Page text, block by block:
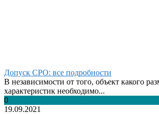
Допуск СРО: все подробности
В независимости от того, объект какого
характеристик необходимо...
0
19.09.2021